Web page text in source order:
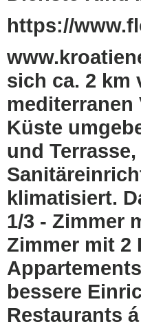
https://
sich ca. 2 km
Küste
und
klimatisiert.
1/3 - Zimmer
Zimmer mit 2
bessere
Restaurants